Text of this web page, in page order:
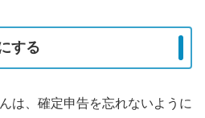
する
は、確定申告を忘れないように